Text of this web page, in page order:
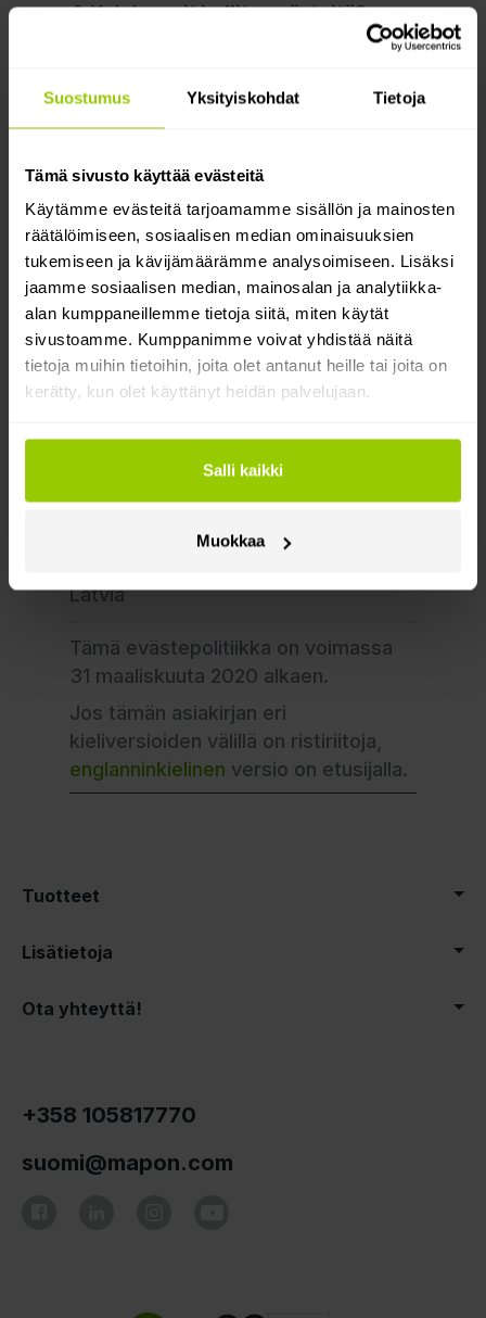
Suostumus Yksityiskohdat Tietoja
Tämä sivusto käyttää evästeitä
Käytämme evästeitä tarjoamamme sisällön ja mainosten
räätälöimiseen, sosiaalisen median ominaisuuksien
tukemiseen ja kävijämäärämme analysoimiseen. Lisäksi
jaamme sosiaalisen median, mainosalan ja analytiikka-
alan kumppaneillemme tietoja siitä, miten käytät
sivustoamme. Kumppanimme voivat yhdistää näitä
tietoja muihin tietoihin, joita olet antanut heille tai joita on
kerätty, kun olet käyttänyt heidän palvelujaan.
Salli kaikki
Muokkaa
4. Kuinka voit hallita evästeitä?
käyttöömme
Jos sinulla on kysyttävää tästä
evästepolitiikasta tai tavasta, jolla
käsittelemme henkilökohtaisia ​​
tietojasi, tai jos haluat tehdä
valituksen siitä, kuinka käsittelemme
henkilökohtaisia ​​tietojasi, voit ottaa
meihin yhteyttä käyttämällä näitä
yhteystietoja:
Mapon Latvia
info@mapon.com
Osoite: Ojara
Latvia
Tämä evästepolitiikka on voimassa
31 maaliskuuta 2020 alkaen.
Jos tämän asiakirjan eri
kieliversioiden välillä on ristiriitoja,
englanninkielinen versio on etusijalla.
Tuotteet
Lisätietoja
Ota yhteyttä!
+358 105817770
suomi@mapon.com